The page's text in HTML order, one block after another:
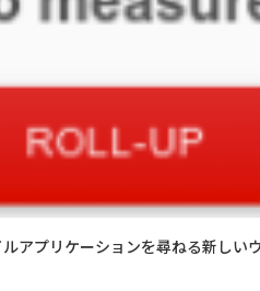
アプリケーションを尋ねる新しい